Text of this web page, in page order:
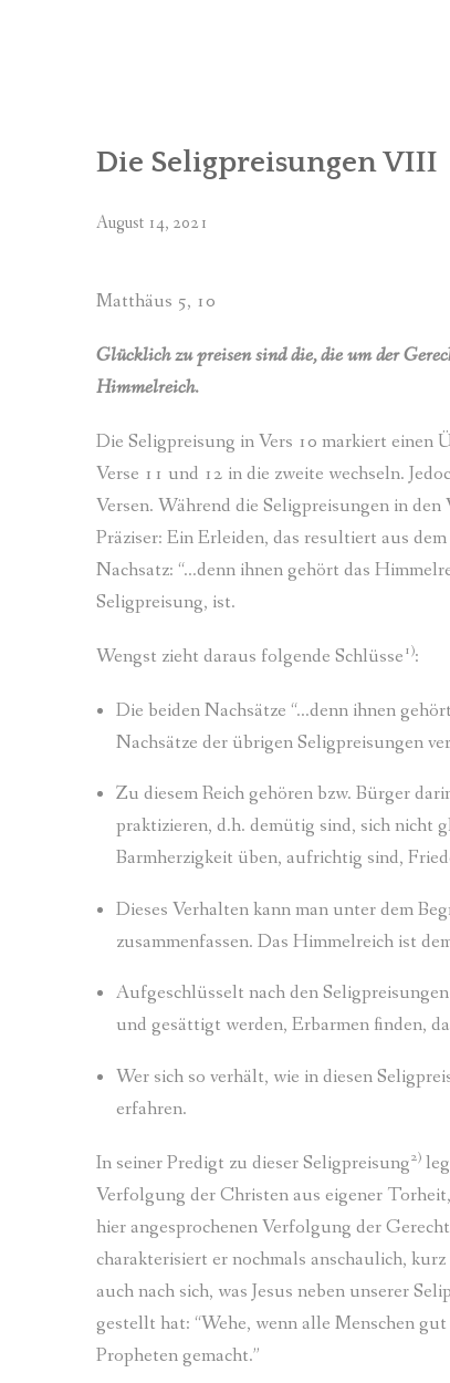
Die Seligpreisungen VIII
August 14, 2021
Matthäus 5, 10
Glücklich zu preisen sind die, die um der
Himmelreich.
Die Seligpreisung in Vers 10 markiert einen
Verse 11 und 12 in die zweite wechseln.
Versen. Während die Seligpreisungen in
Präziser: Ein Erleiden, das resultiert aus
Nachsatz: “…denn ihnen gehört das
Seligpreisung, ist.
Wengst zieht daraus folgende Schlüsse1):
Die beiden Nachsätze “…denn ihnen
Nachsätze der übrigen Seligpreisungen
Zu diesem Reich gehören bzw. Bürger
praktizieren, d.h. demütig sind, sich nicht
Barmherzigkeit üben, aufrichtig sind,
Dieses Verhalten kann man unter dem
zusammenfassen. Das Himmelreich ist
Aufgeschlüsselt nach den
und gesättigt werden, Erbarmen finden,
Wer sich so verhält, wie in diesen
erfahren.
In seiner Predigt zu dieser Seligpreisung2)
Verfolgung der Christen aus eigener
hier angesprochenen Verfolgung der
charakterisiert er nochmals anschaulich,
auch nach sich, was Jesus neben unserer
gestellt hat: “Wehe, wenn alle Menschen
Propheten gemacht.”